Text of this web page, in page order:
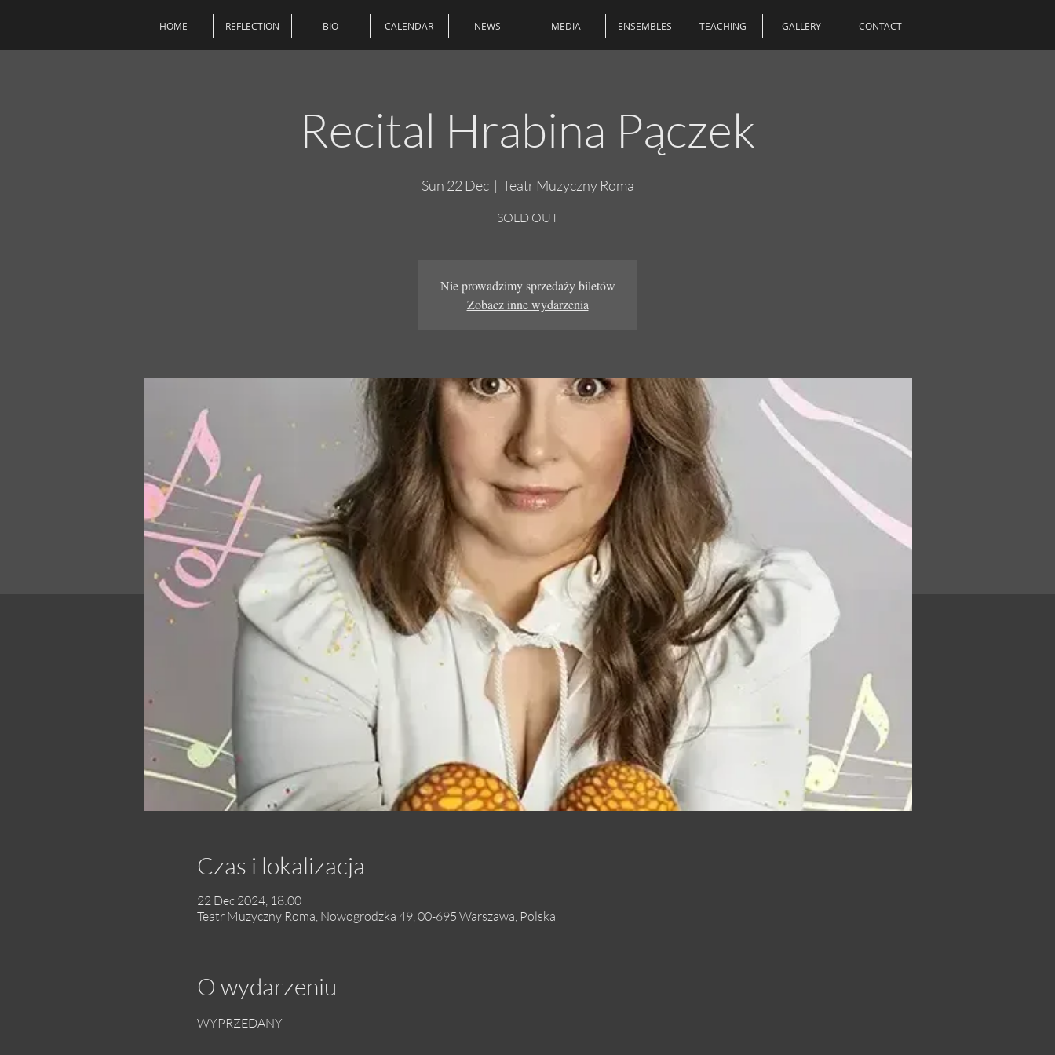
Recital Hrabina Pączek
Sun 22 Dec
  |
Teatr Muzyczny Roma
SOLD OUT
Nie prowadzimy sprzedaży biletów
Zobacz inne wydarzenia
Czas i lokalizacja
22 Dec 2024, 18:00
Teatr Muzyczny Roma, Nowogrodzka 49, 00-695 Warszawa, Polska
O wydarzeniu
WYPRZEDANY
HOME REFLECTION BIO CALENDAR NEWS MEDIA ENSEMBLES TEACHING GALLERY CONTACT